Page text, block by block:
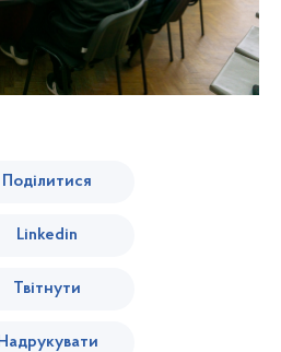
Поділитися
Linkedin
Твітнути
Надрукувати